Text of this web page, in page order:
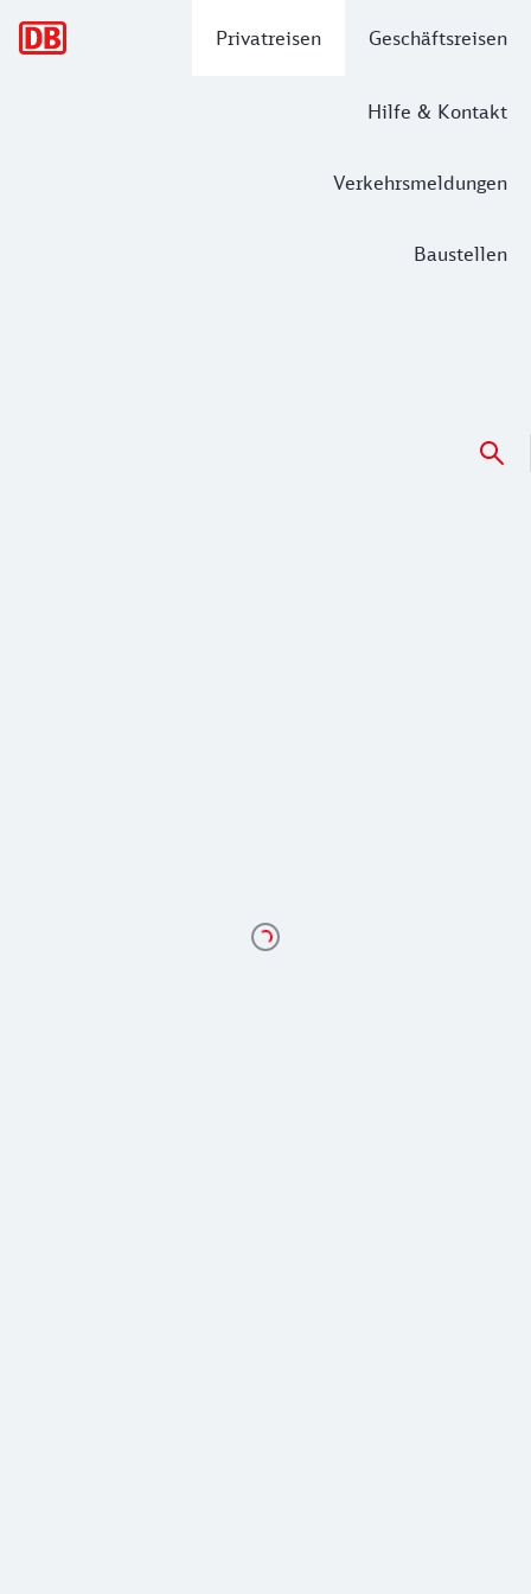
Privatreisen Geschäftsreisen
Hilfe & Kontakt
Verkehrsmeldungen
Baustellen